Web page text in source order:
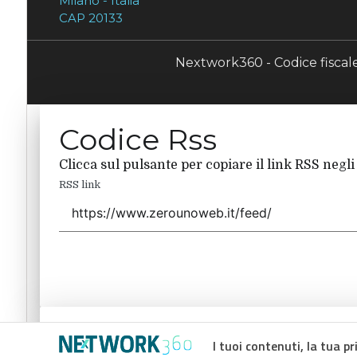
I tuoi contenuti, la tua
CAP 20133
Nextwork360 - Codice
Codice Rss
Clicca sul pulsante per copiare il link RSS
RSS link
Codice Rss